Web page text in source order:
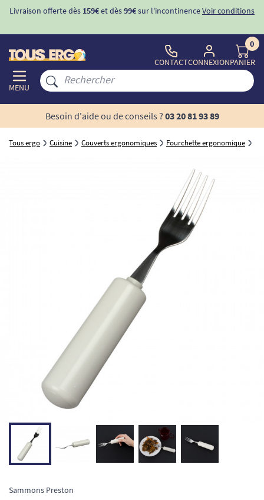
Livraison offerte dès 159€et dès99€sur l'incontinenceVoir conditions
MENU
CONTACTCONNEXION
0
PANIER
Besoin d'aide ou de conseils ? 03 20 81 93 89
Tous ergo Cuisine Couverts ergonomiques Fourchette ergonomique
Sammons Preston